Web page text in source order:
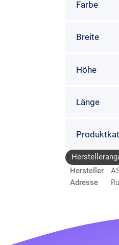
Farbe
Breite
Höhe
Länge
Hersteller
Adresse